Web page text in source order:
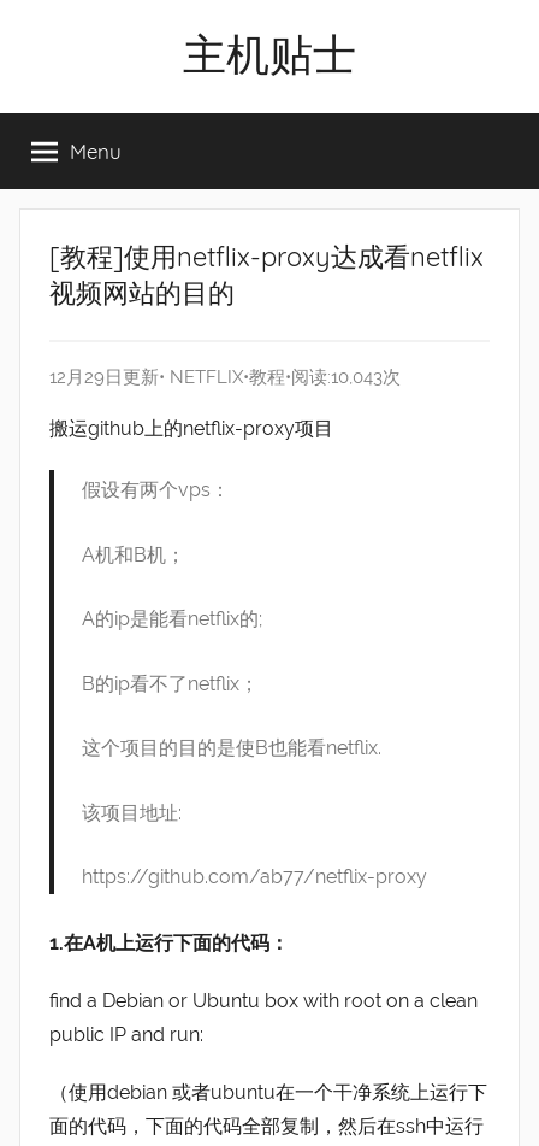
主机贴士
工|BandwagonHost
VPS|Vps|
主
Menu
[教程]使用netflix-proxy达成看netflix
视频网站的目的
12月29日更新• NETFLIX•教程•阅读:10,043次
搬运github上的netflix-proxy项目
假设有两个vps：
A机和B机；
A的ip是能看netflix的;
B的ip看不了netflix；
这个项目的目的是使B也能看netflix.
该项目地址:
https://github.com/ab77/netflix-proxy
1.在A机上运行下面的代码：
find a Debian or Ubuntu box with root on a clean
public IP and run:
（使用debian 或者ubuntu在一个干净系统上运行下
面的代码，下面的代码全部复制，然后在ssh中运行